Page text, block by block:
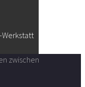
zwischen